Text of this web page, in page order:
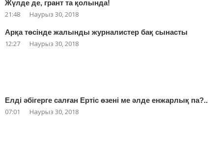
Жүлде де, грант та қолында!
21:48 Наурыз 30, 2018
Арқа төсінде жалынды журналистер бақ сынасты
12:27 Наурыз 30, 2018
Елді әбігерге салған Ертіс өзені ме әлде енжарлық па?..
07:01 Наурыз 30, 2018